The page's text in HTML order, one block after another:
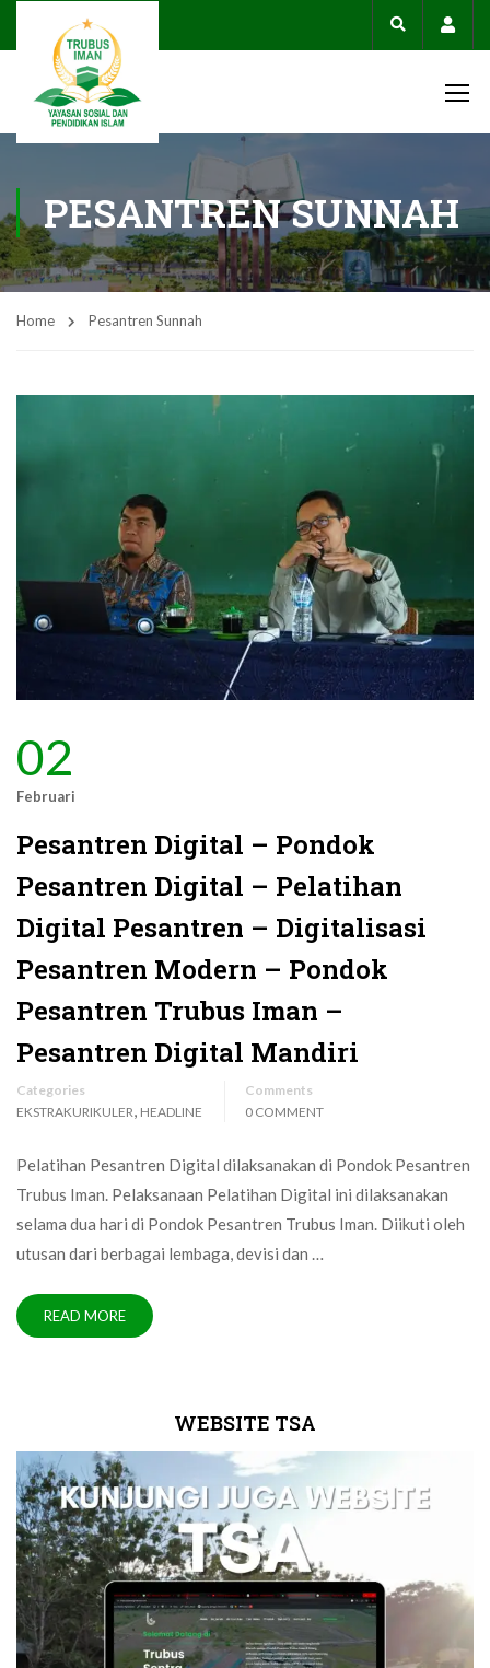
PESANTREN SUNNAH
Home Pesantren Sunnah
02
Februari
Pesantren Digital – Pondok
Pesantren Digital – Pelatihan
Digital Pesantren – Digitalisasi
Pesantren Modern – Pondok
Pesantren Trubus Iman –
Pesantren Digital Mandiri
Categories
EKSTRAKURIKULER, HEADLINE
Comments
0 COMMENT
Pelatihan Pesantren Digital dilaksanakan di Pondok Pesantren
Trubus Iman. Pelaksanaan Pelatihan Digital ini dilaksanakan
selama dua hari di Pondok Pesantren Trubus Iman. Diikuti oleh
utusan dari berbagai lembaga, devisi dan …
READ MORE
WEBSITE TSA